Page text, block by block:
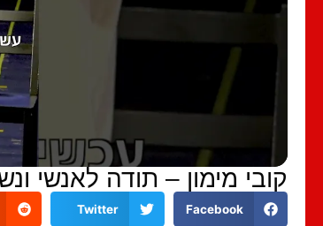
קובי מימון – תודה לאנשי
Facebook
Twitter